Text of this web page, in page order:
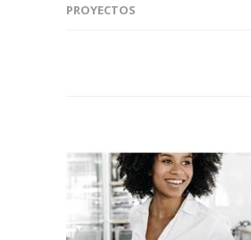
PROYECTOS